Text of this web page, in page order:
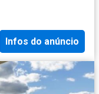
Infos do anúncio